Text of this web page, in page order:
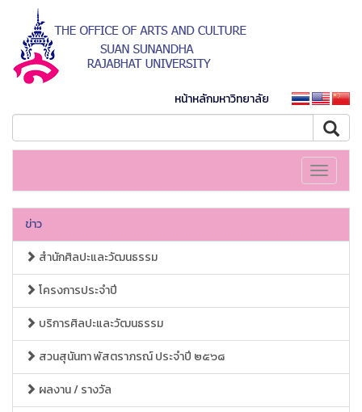
หน้าหลักมหาวิทยาลัย
Toggle
ข่าว
สำนักศิลปะและวัฒนธรรม
โครงการประจำปี
บริการศิลปะและวัฒนธรรม
สวนสุนันทา พัสตราภรณ์ ประจำปี ๒๕๖๘
ผลงาน / รางวัล